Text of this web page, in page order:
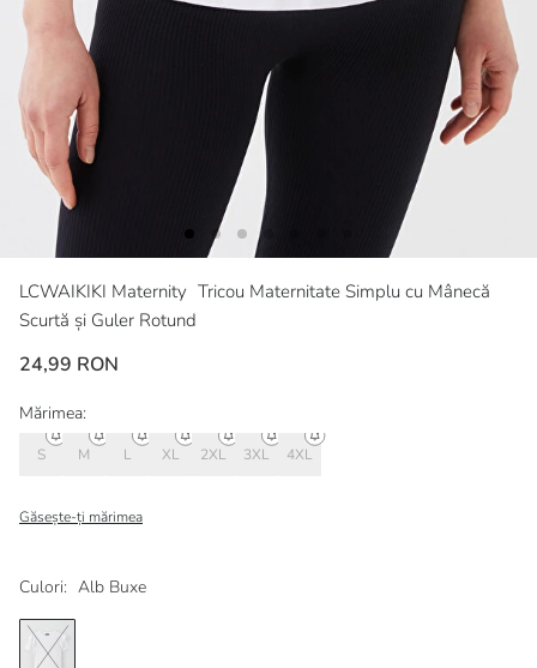
LCWAIKIKI Maternity Tricou Maternitate Simplu cu Mânecă
Scurtă și Guler Rotund
24,99 RON
Culori: Alb Buxe
Mărimea:
S M L XL 2XL 3XL 4XL
Găsește-ți mărimea